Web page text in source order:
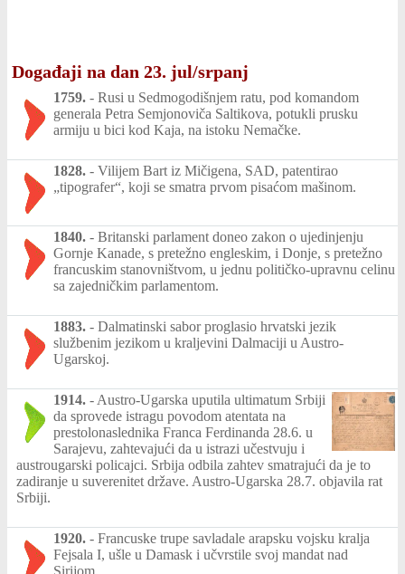
Događaji na dan 23. jul/srpanj
1759. - Rusi u Sedmogodišnjem ratu, pod komandom
generala Petra Semjonoviča Saltikova, potukli prusku
armiju u bici kod Kaja, na istoku Nemačke.
1828. - Vilijem Bart iz Mičigena, SAD, patentirao
„tipografer“, koji se smatra prvom pisaćom mašinom.
1840. - Britanski parlament doneo zakon o ujedinjenju
Gornje Kanade, s pretežno engleskim, i Donje, s pretežno
francuskim stanovništvom, u jednu političko-upravnu celinu
sa zajedničkim parlamentom.
1883. - Dalmatinski sabor proglasio hrvatski jezik
službenim jezikom u kraljevini Dalmaciji u Austro-
Ugarskoj.
1914. - Austro-Ugarska uputila ultimatum Srbiji
da sprovede istragu povodom atentata na
prestolonaslednika Franca Ferdinanda 28.6. u
Sarajevu, zahtevajući da u istrazi učestvuju i
austrougarski policajci. Srbija odbila zahtev smatrajući da je to
zadiranje u suverenitet države. Austro-Ugarska 28.7. objavila rat
Srbiji.
1920. - Francuske trupe savladale arapsku vojsku kralja
Fejsala I, ušle u Damask i učvrstile svoj mandat nad
Sirijom.